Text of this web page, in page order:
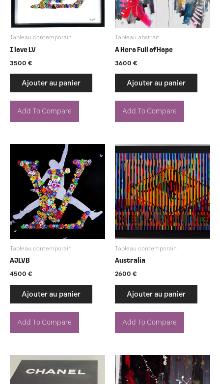
Tableau contemporain
I love LV
3500 €
Ajouter au panier
Add To Compare
Tableau abstrait
A Hero Full of Hope
3600 €
Ajouter au panier
Add To Compare
Tableau contemporain
AJLVB
4500 €
Ajouter au panier
Add To Compare
Tableau contemporain
Australia
2600 €
Ajouter au panier
Add To Compare